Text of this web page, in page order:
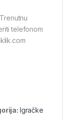
telefonom
Igračke